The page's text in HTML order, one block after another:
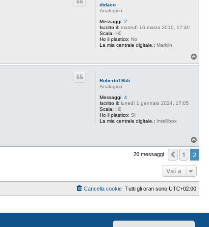
didaco
Analogico
Messaggi: 2
Iscritto il: martedì 16 marzo 2010, 17:40
Scala: H0
Ho il plastico: No
La mia centrale digitale.: Marklin
o
Roberto1955
Analogico
Messaggi: 4
Iscritto il: lunedì 1 gennaio 2024, 17:05
Scala: H0
Ho il plastico: Si
La mia centrale digitale.: Intellibox
o
20 messaggi 1 2
Vai a
Tutti gli orari sono UTC+02:00
Cancella cookie